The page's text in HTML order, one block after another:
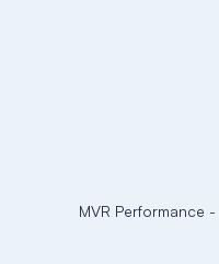
MVR Performance -